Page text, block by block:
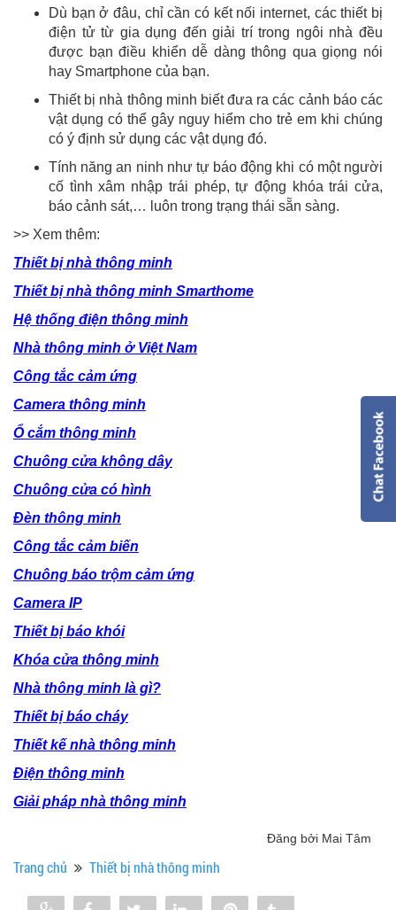
Dù bạn ở đâu, chỉ cần có kết nối internet, các thiết bị
điện tử từ gia dụng đến giải trí trong ngôi nhà đều
được bạn điều khiển dễ dàng thông qua giọng nói
hay Smartphone của bạn.
Thiết bị nhà thông minh biết đưa ra các cảnh báo các
vật dụng có thể gây nguy hiểm cho trẻ em khi chúng
có ý định sử dụng các vật dụng đó.
Tính năng an ninh như tự báo động khi có một người
cố tình xâm nhập trái phép, tự động khóa trái cửa,
báo cảnh sát,… luôn trong trạng thái sẵn sàng.
>> Xem thêm:
Thiết bị nhà thông minh
Thiết bị nhà thông minh Smarthome
Hệ thống điện thông minh
Nhà thông minh ở Việt Nam
Công tắc cảm ứng
Camera thông minh
Ổ cắm thông minh
Chuông cửa không dây
Chuông cửa có hình
Đèn thông minh
Công tắc cảm biến
Chuông báo trộm cảm ứng
Camera IP
Thiết bị báo khói
Khóa cửa thông minh
Nhà thông minh là gì?
Thiết bị báo cháy
Thiết kế nhà thông minh
Điện thông minh
Giải pháp nhà thông minh
Đăng bởi Mai Tâm
Trang chủ Thiết bị nhà thông minh